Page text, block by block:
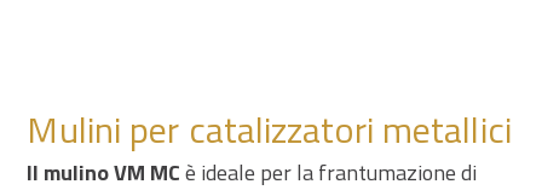
Mulini per catalizzatori metallici
Il mulino VM MCè ideale per la frantumazione di